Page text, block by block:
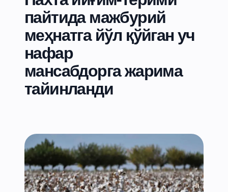
пайтида мажбурий
меҳнатга йўл қўйган уч
нафар
мансабдорга жарима
тайинланди